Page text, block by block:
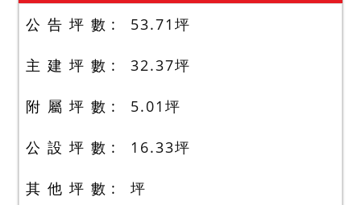
公 告 坪 數 53.71 坪
主 建 坪 數 32.37坪
附 屬 坪 數 5.01 坪
公 設 坪 數 16.33坪
其 他 坪 數 坪